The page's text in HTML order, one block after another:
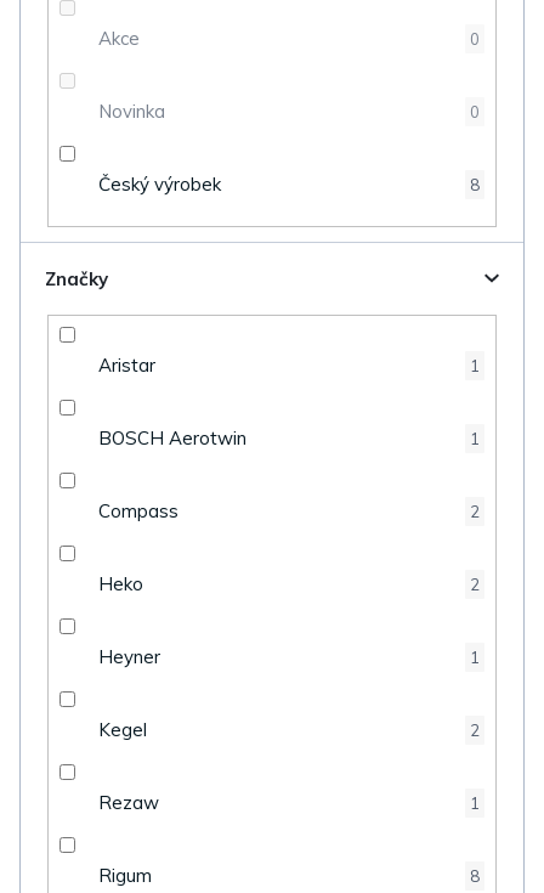
Akce 0
Novinka 0
Český výrobek 8
Značky
Aristar 1
BOSCH Aerotwin 1
Compass 2
Heko 2
Heyner 1
Kegel 2
Rezaw 1
Rigum 8